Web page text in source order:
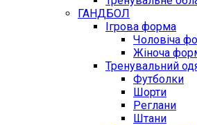
ГАНДБОЛ
Ігрова форма
Чоловіча
Жіноча
Тренувальний
Футболки
Шорти
Реглани
Штани